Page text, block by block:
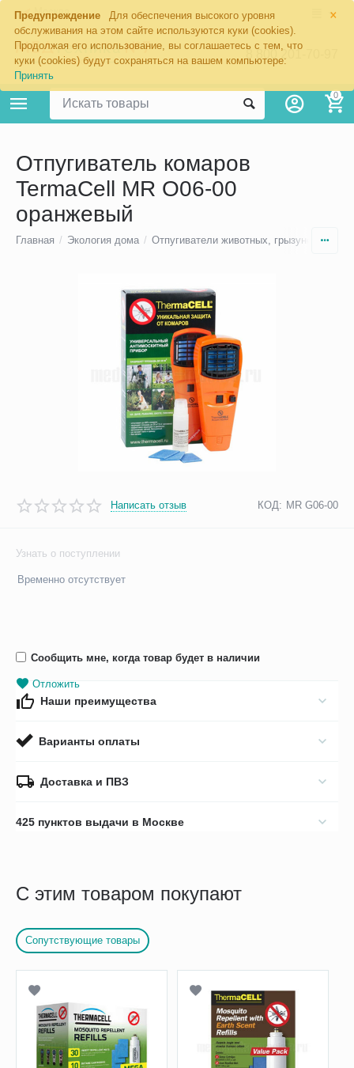
×
Предупреждение
Для обеспечения высокого уровня
обслуживания на этом сайте используются куки (cookies).
Продолжая его использование, вы соглашаетесь с тем, что
куки (cookies) будут сохраняться на вашем компьютере:
Принять
Москва
8 800 201-70-97
0
Отпугиватель комаров
TermaCell MR O06-00
оранжевый
Главная / Экология дома / Отпугиватели животных, грызунов и
Написать отзыв КОД: MR G06-00
Узнать о поступлении
Временно отсутствует
Сообщить мне, когда товар будет в наличии
Отложить
Наши преимущества
Варианты оплаты
Доставка и ПВЗ
425 пунктов выдачи в Москве
С этим товаром покупают
Сопутствующие товары